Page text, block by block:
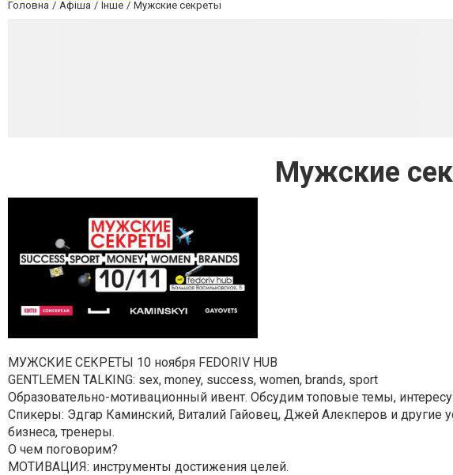
Головна Афіша Інше Мужские секреты
Мужские
МУЖСКИЕ СЕКРЕТЫ 10 ноября FEDORIV HUB
GENTLEMEN TALKING: sex, money, success, women, brands, sport
Образовательно-мотивационный ивент. Обсудим топовые темы,
Спикеры: Эдгар Каминский, Виталий Гайовец, Джей Алекперов и другие
бизнеса, тренеры.
О чем поговорим?
МОТИВАЦИЯ: инструменты достижения целей.